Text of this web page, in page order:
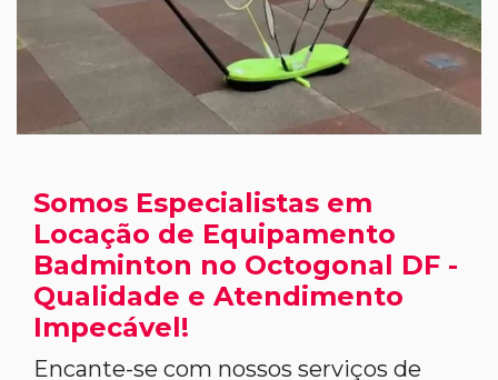
Somos Especialistas em
Locação de Equipamento
Badminton no Octogonal DF -
Qualidade e Atendimento
Impecável!
Encante-se com nossos serviços de